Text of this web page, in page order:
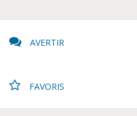
AVERTIR
FAVORIS